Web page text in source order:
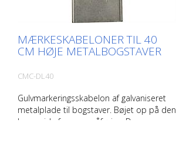
MÆRKESKABELONER TIL 40
CM HØJE METALBOGSTAVER
CMC-DL40
Gulvmarkeringsskabelon af galvaniseret
metalplade til bogstaver. Bøjet op på den
lange side for nem påføring. Den